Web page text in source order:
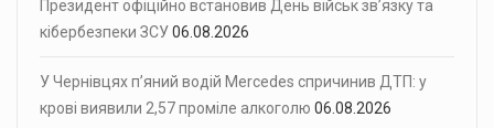
Президент офіційно встановив День військ зв’язку та
кібербезпеки ЗСУ06.08.2026
У Чернівцях п’яний водій Mercedes спричинив ДТП: у
крові виявили 2,57 проміле алкоголю 06.08.2026